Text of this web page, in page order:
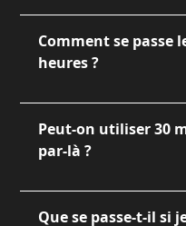
Le Pack Dix est
compter de la date
laisse le temps de
Comment se passe
heures ?
C'est très simple.
vous envoie un
mars : 2h. Solde restant
où vous en êtes.
Peut-on utiliser 30
par-là ?
Oui, c'est tout
prestations
Que se passe-t-il si